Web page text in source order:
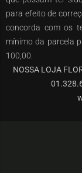
para efeito de
concorda com os
mínimo da parcela
100,00.
NOSSA LOJA